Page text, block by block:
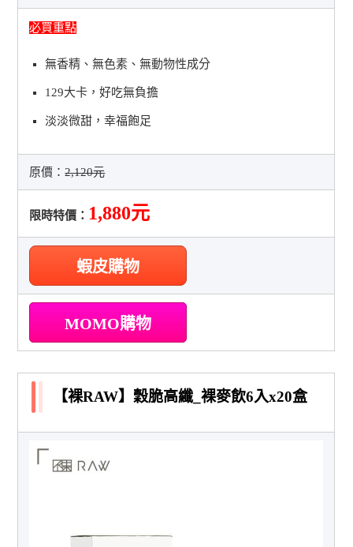
必買重點
無香精、無色素、無動物性成分
129大卡，好吃無負擔
淡淡微甜，幸福飽足
原價：2,120元
限時特價： 1,880元
蝦皮購物
MOMO購物
【裸RAW】穀脆高纖_裸麥飲6入x20盒